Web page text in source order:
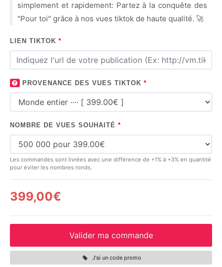
simplement et rapidement: Partez à la conquête des
"Pour toi" grâce à nos vues tiktok de haute qualité. 🚀
LIEN TIKTOK *
PROVENANCE DES VUES TIKTOK *
NOMBRE DE VUES SOUHAITÉ *
Les commandes sont livrées avec une différence de +1% à +3% en quantité
pour éviter les nombres ronds.
399,00€
Valider ma commande
J'ai un code promo